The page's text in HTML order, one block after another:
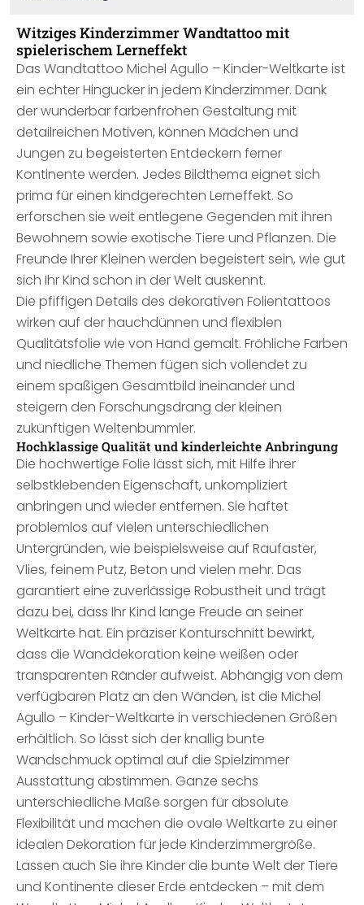
Witziges Kinderzimmer Wandtattoo mit
spielerischem Lerneffekt
Das Wandtattoo Michel Agullo – Kinder-Weltkarte ist
ein echter Hingucker in jedem Kinderzimmer. Dank
der wunderbar farbenfrohen Gestaltung mit
detailreichen Motiven, können Mädchen und
Jungen zu begeisterten Entdeckern ferner
Kontinente werden. Jedes Bildthema eignet sich
prima für einen kindgerechten Lerneffekt. So
erforschen sie weit entlegene Gegenden mit ihren
Bewohnern sowie exotische Tiere und Pflanzen. Die
Freunde Ihrer Kleinen werden begeistert sein, wie gut
sich Ihr Kind schon in der Welt auskennt.
Die pfiffigen Details des dekorativen Folientattoos
wirken auf der hauchdünnen und flexiblen
Qualitätsfolie wie von Hand gemalt. Fröhliche Farben
und niedliche Themen fügen sich vollendet zu
einem spaßigen Gesamtbild ineinander und
steigern den Forschungsdrang der kleinen
zukünftigen Weltenbummler.
Hochklassige Qualität und kinderleichte Anbringung
Die hochwertige Folie lässt sich, mit Hilfe ihrer
selbstklebenden Eigenschaft, unkompliziert
anbringen und wieder entfernen. Sie haftet
problemlos auf vielen unterschiedlichen
Untergründen, wie beispielsweise auf Raufaster,
Vlies, feinem Putz, Beton und vielen mehr. Das
garantiert eine zuverlässige Robustheit und trägt
dazu bei, dass Ihr Kind lange Freude an seiner
Weltkarte hat. Ein präziser Konturschnitt bewirkt,
dass die Wanddekoration keine weißen oder
transparenten Ränder aufweist. Abhängig von dem
verfügbaren Platz an den Wänden, ist die Michel
Agullo – Kinder-Weltkarte in verschiedenen Größen
erhältlich. So lässt sich der knallig bunte
Wandschmuck optimal auf die Spielzimmer
Ausstattung abstimmen. Ganze sechs
unterschiedliche Maße sorgen für absolute
Flexibilität und machen die ovale Weltkarte zu einer
idealen Dekoration für jede Kinderzimmergröße.
Lassen auch Sie ihre Kinder die bunte Welt der Tiere
und Kontinente dieser Erde entdecken – mit dem